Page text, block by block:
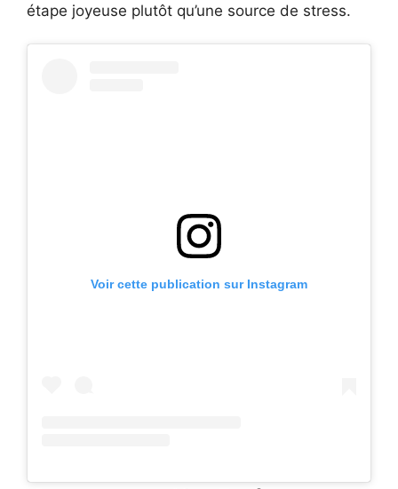
étape joyeuse plutôt qu’une source de stress.
Voir cette publication sur Instagram